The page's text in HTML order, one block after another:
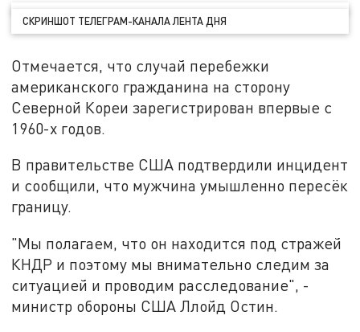
СКРИНШОТ ТЕЛЕГРАМ-КАНАЛА ЛЕНТА ДНЯ
Отмечается, что случай перебежки
американского гражданина на сторону
Северной Кореи зарегистрирован впервые с
1960-х годов.
В правительстве США подтвердили инцидент
и сообщили, что мужчина умышленно пересёк
границу.
"Мы полагаем, что он находится под стражей
КНДР и поэтому мы внимательно следим за
ситуацией и проводим расследование", -
министр обороны США Ллойд Остин.